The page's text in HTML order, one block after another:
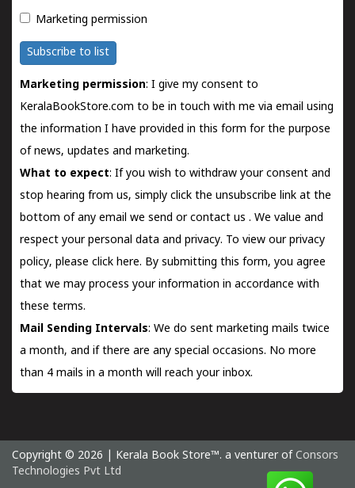
Marketing permission
Subscribe to list
Marketing permission: I give my consent to
KeralaBookStore.com to be in touch with me via email using
the information I have provided in this form for the purpose
of news, updates and marketing.
What to expect: If you wish to withdraw your consent and
stop hearing from us, simply click the unsubscribe link at the
bottom of any email we send orcontact us . We value and
respect your personal data and privacy. To view our privacy
policy, please click here. By submitting this form, you agree
that we may process your information in accordance with
these terms.
Mail Sending Intervals: We do sent marketing mails twice
a month, and if there are any special occasions. No more
than 4 mails in a month will reach your inbox.
Copyright © 2026 | Kerala Book Store™. a venturer of Consors
Technologies Pvt Ltd